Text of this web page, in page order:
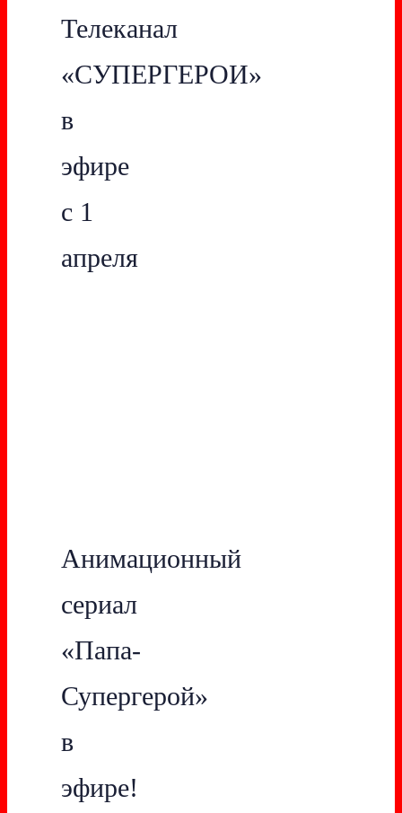
Телеканал
«СУПЕРГЕРОИ»
в
эфире
с 1
апреля
Анимационный
сериал
«Папа-
Супергерой»
в
эфире!